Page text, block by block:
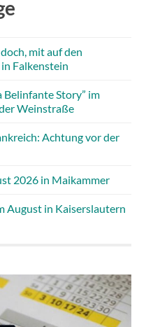
mit auf den
Falkenstein
Belinfante Story” im
Weinstraße
Achtung vor der
2026 in Maikammer
August in Kaiserslautern